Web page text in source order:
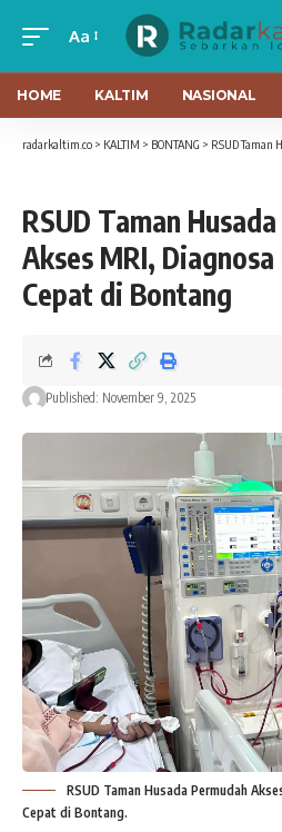
Aa
HOME KALTIM NASIONAL
radarkaltim.co > KALTIM > BONTANG > RSUD Taman Husada Permudah Akses
RSUD Taman
Akses MRI,
Cepat di Bontang
Published: November 9, 2025
RSUD Taman Husada Permudah
Cepat di Bontang.